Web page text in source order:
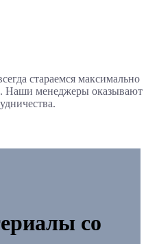
стараемся максимально
Наши менеджеры оказывают
со